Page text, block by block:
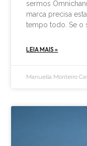
sermos
marca precisa
tempo todo. Se o
LEIA MAIS »
Manuella Monteiro